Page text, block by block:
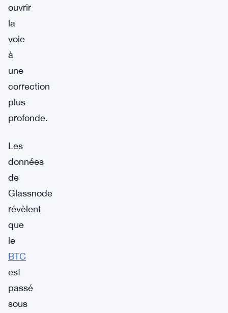
ouvrir
la
voie
à
une
correction
plus
profonde.
Les
données
de
Glassnode
révèlent
que
le
BTC
est
passé
sous